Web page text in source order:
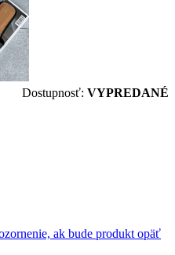
Dostupnosť: VYPREDANÉ
ak bude produkt opäť